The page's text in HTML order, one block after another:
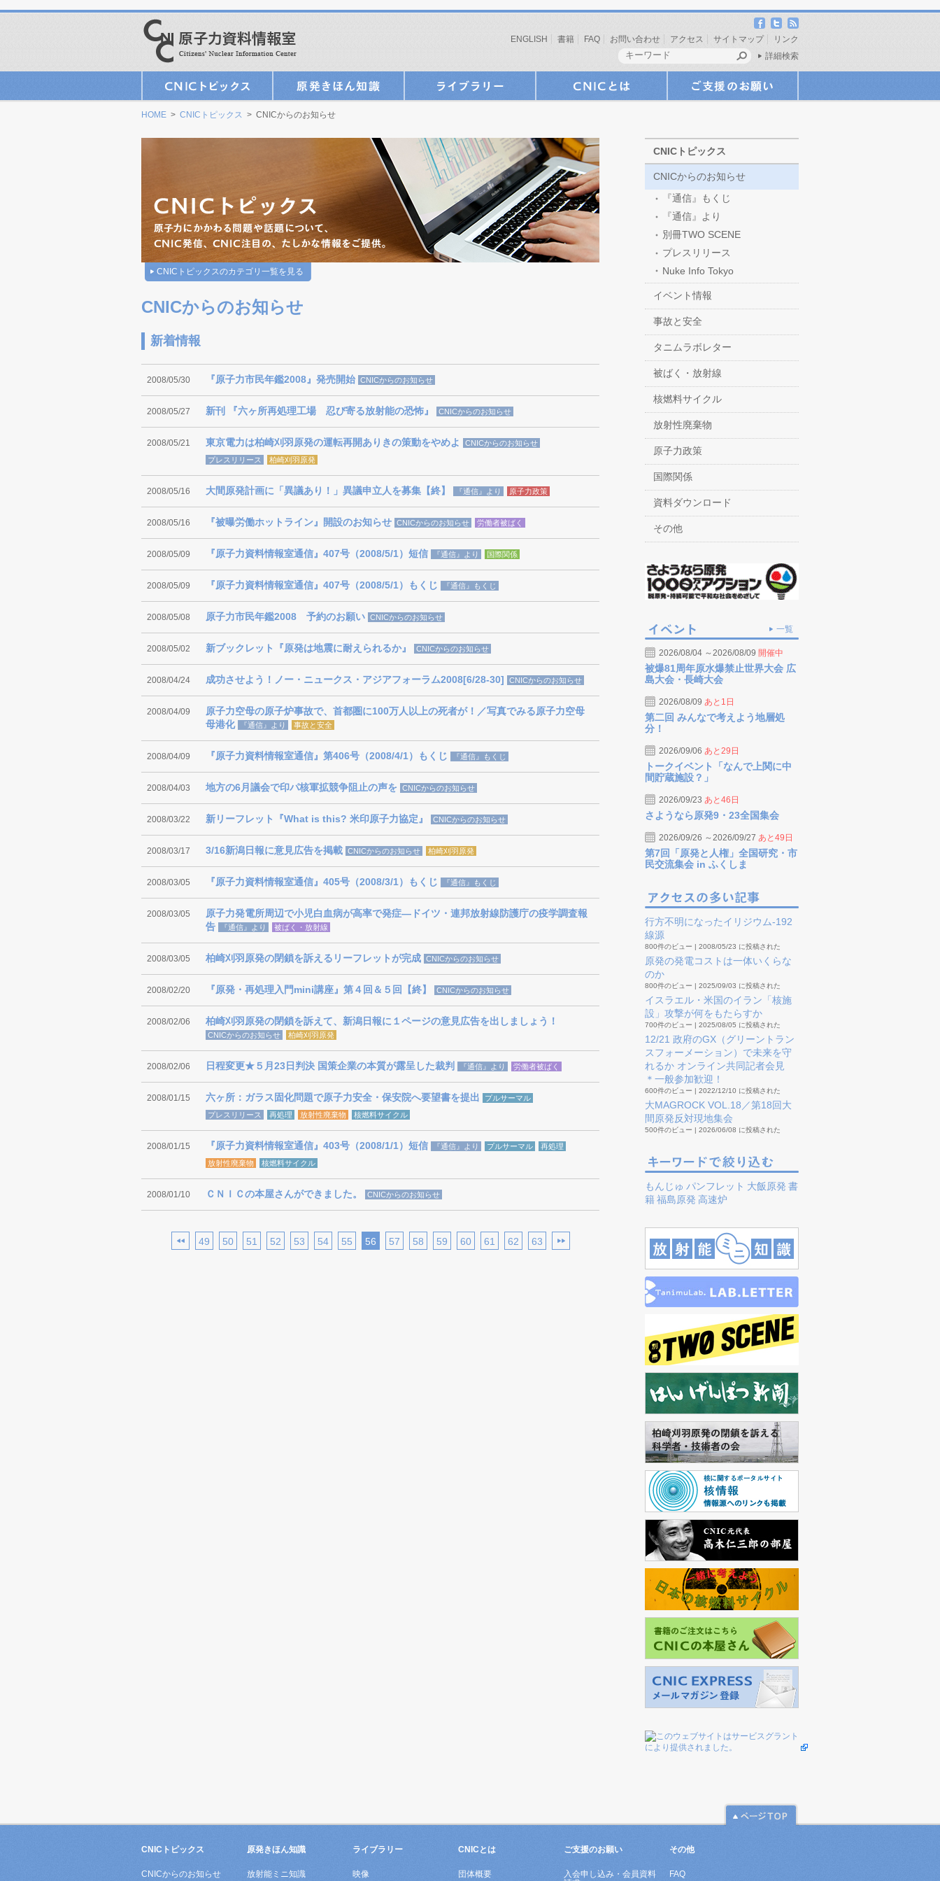
ENGLISH 書籍 FAQ お問い合わせ アクセス サイトマップ
リンク
詳細検索
HOME > CNICトピックス > CNICからのお知らせ
CNICトピックスのカテゴリ一覧を見る
CNICからのお知らせ
新着情報
2008/05/30 『原子力市民年鑑2008』発売開始 CNICからのお知らせ
2008/05/27 新刊 『六ヶ所再処理工場 忍び寄る放射能の恐怖』 CNICからのお知らせ
2008/05/21 東京電力は柏崎刈羽原発の運転再開ありきの策動をやめよ
CNICからのお知らせ
プレスリリース
柏崎刈羽原発
2008/05/16 大間原発計画に「異議あり！」異議申立人を募集【終】 『通信』より 原子力政策
2008/05/16 『被曝労働ホットライン』開設のお知らせ CNICからのお知らせ 労働者被ばく
2008/05/09 『原子力資料情報室通信』407号（2008/5/1）短信 『通信』より 国際関係
2008/05/09 『原子力資料情報室通信』407号（2008/5/1）もくじ 『通信』もくじ
2008/05/08 原子力市民年鑑2008 予約のお願い CNICからのお知らせ
2008/05/02 新ブックレット『原発は地震に耐えられるか』 CNICからのお知らせ
2008/04/24 成功させよう！ノー・ニュークス・アジアフォーラム2008[6/28-30] CNICからのお知らせ
2008/04/09
原子力空母の原子炉事故で、首都圏に100万人以上の死者が！／写真でみる原子力空母
母港化
『通信』より 事故と安全
2008/04/09 『原子力資料情報室通信』第406号（2008/4/1）もくじ 『通信』もくじ
2008/04/03 地方の6月議会で印パ核軍拡競争阻止の声を CNICからのお知らせ
2008/03/22 新リーフレット『What is this? 米印原子力協定』 CNICからのお知らせ
2008/03/17 3/16新潟日報に意見広告を掲載 CNICからのお知らせ 柏崎刈羽原発
2008/03/05 『原子力資料情報室通信』405号（2008/3/1）もくじ 『通信』もくじ
2008/03/05
原子力発電所周辺で小児白血病が高率で発症―ドイツ・連邦放射線防護庁の疫学調査報
告
『通信』より 被ばく・放射線
2008/03/05 柏崎刈羽原発の閉鎖を訴えるリーフレットが完成 CNICからのお知らせ
2008/02/20 『原発・再処理入門mini講座』第４回＆５回【終】 CNICからのお知らせ
2008/02/06 柏崎刈羽原発の閉鎖を訴えて、新潟日報に１ページの意見広告を出しましょう！
CNICからのお知らせ 柏崎刈羽原発
2008/02/06 日程変更★５月23日判決 国策企業の本質が露呈した裁判 『通信』より 労働者被ばく
2008/01/15 六ヶ所：ガラス固化問題で原子力安全・保安院へ要望書を提出
プルサーマル
プレスリリース
再処理 放射性廃棄物 核燃料サイクル
2008/01/15 『原子力資料情報室通信』403号（2008/1/1）短信 『通信』より プルサーマル
再処理
放射性廃棄物
核燃料サイクル
2008/01/10 ＣＮＩＣの本屋さんができました。 CNICからのお知らせ
49 50 51 52 53 54 55 56 57 58 59 60 61 62 63
CNICトピックス
CNICからのお知らせ
『通信』もくじ
『通信』より
別冊TWO SCENE
プレスリリース
Nuke Info Tokyo
イベント情報
事故と安全
タニムラボレター
被ばく・放射線
核燃料サイクル
放射性廃棄物
原子力政策
国際関係
資料ダウンロード
その他
一覧
2026/08/04 ～2026/08/09 開催中
被爆81周年原水爆禁止世界大会 広
島大会・長崎大会
2026/08/09 あと1日
第二回 みんなで考えよう地層処
分！
2026/09/06 あと29日
トークイベント「なんで上関に中
間貯蔵施設？」
2026/09/23 あと46日
さようなら原発9・23全国集会
2026/09/26 ～2026/09/27 あと49日
第7回「原発と人権」全国研究・市
民交流集会 in ふくしま
行方不明になったイリジウム-192
線源
800件のビュー | 2008/05/23 に投稿された
原発の発電コストは一体いくらな
のか
800件のビュー | 2025/09/03 に投稿された
イスラエル・米国のイラン「核施
設」攻撃が何をもたらすか
700件のビュー | 2025/08/05 に投稿された
12/21 政府のGX（グリーントラン
スフォーメーション）で未来を守
れるか オンライン共同記者会見
＊一般参加歓迎！
600件のビュー | 2022/12/10 に投稿された
大MAGROCK VOL.18／第18回大
間原発反対現地集会
500件のビュー | 2026/06/08 に投稿された
もんじゅ パンフレット 大飯原発 書
籍福島原発 高速炉
CNICトピックス
CNICからのお知らせ
原発きほん知識
放射能ミニ知識
ライブラリー
映像
CNICとは
団体概要
ご支援のお願い
入会申し込み・会員資料
その他
FAQ